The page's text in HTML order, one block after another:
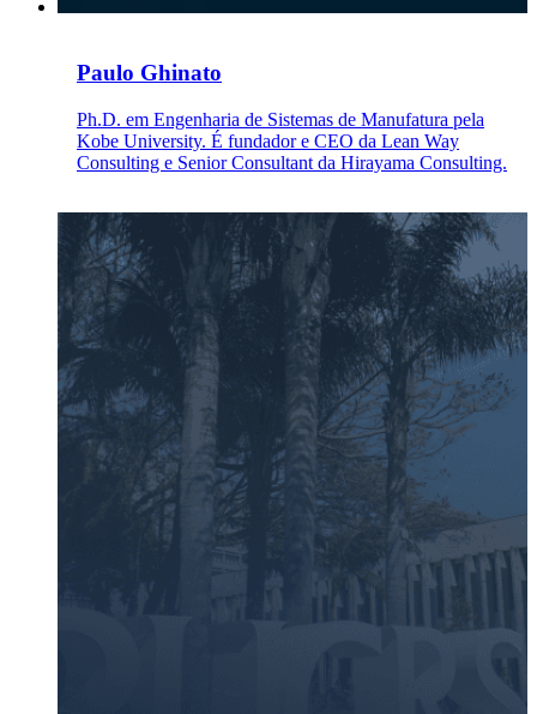
Paulo Ghinato
Ph.D. em Engenharia de Sistemas de Manufatura pela
Kobe University. É fundador e CEO da Lean Way
Consulting e Senior Consultant da Hirayama Consulting.